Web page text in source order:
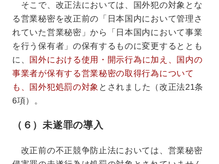
そこで、改正法においては、国外犯の対象とな
る営業秘密を改正前の「日本国内において管理さ
れていた営業秘密」から「日本国内において事業
を行う保有者」の保有するものに変更するととも
に、 国外における使用・開示行為に加え、国内の
事業者が保有する営業秘密の取得行為について
も、国外犯処罰の対象 とされました（改正法21条
6項）。
（６）未遂罪の導入
改正前の不正競争防止法においては、営業秘密